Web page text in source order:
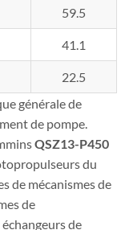
59.5
41.1
22.5
générale de
de pompe.
QSZ13-P450
du
de mécanismes de
de
de